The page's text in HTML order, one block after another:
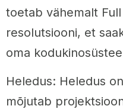
toetab vähemalt Full
resolutsiooni, et
oma
Heledus: Heledus
mõjutab